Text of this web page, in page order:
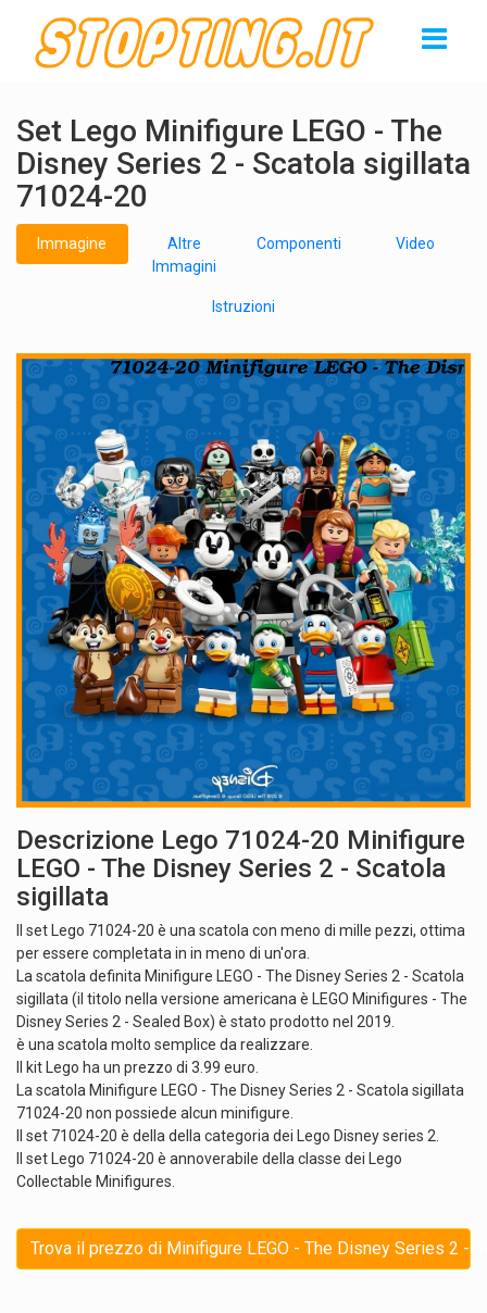
Set Lego Minifigure LEGO - The
Disney Series 2 - Scatola sigillata
71024-20
Immagine
Altre
Immagini
Componenti Video
Istruzioni
Descrizione Lego 71024-20 Minifigure
LEGO - The Disney Series 2 - Scatola
sigillata
Il set Lego 71024-20 è una scatola con meno di mille pezzi, ottima
per essere completata in in meno di un'ora.
La scatola definita Minifigure LEGO - The Disney Series 2 - Scatola
sigillata (il titolo nella versione americana è LEGO Minifigures - The
Disney Series 2 - Sealed Box) è stato prodotto nel 2019.
è una scatola molto semplice da realizzare.
Il kit Lego ha un prezzo di 3.99 euro.
La scatola Minifigure LEGO - The Disney Series 2 - Scatola sigillata
71024-20 non possiede alcun minifigure.
Il set 71024-20 è della della categoria dei Lego Disney series 2.
Il set Lego 71024-20 è annoverabile della classe dei Lego
Collectable Minifigures.
Trova il prezzo di Minifigure LEGO - The Disney Series 2 -